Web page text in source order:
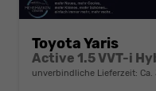
Toyota Yaris
Active 1.5 VVT-i
unverbindliche Lieferzeit: Ca.